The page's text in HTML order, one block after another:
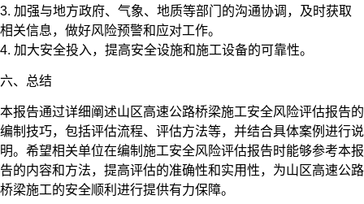
3. 加强与地方政府、气象、地质等部门的沟通协调，及时获取
相关信息，做好风险预警和应对工作。
4. 加大安全投入，提高安全设施和施工设备的可靠性。
六、总结
本报告通过详细阐述山区高速公路桥梁施工安全风险评估报告的
编制技巧，包括评估流程、评估方法等，并结合具体案例进行说
明。希望相关单位在编制施工安全风险评估报告时能够参考本报
告的内容和方法，提高评估的准确性和实用性，为山区高速公路
桥梁施工的安全顺利进行提供有力保障。